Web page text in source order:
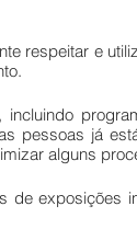
respeitar e
pessoas já
alguns
de exposições